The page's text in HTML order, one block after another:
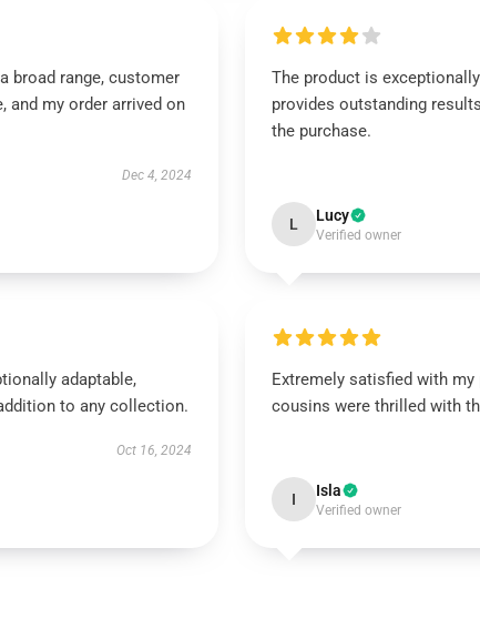
broad range, customer
and my order arrived on
Dec 4, 2024
The product is
provides outstanding
the purchase.
L Lucy
Verified owner
adaptable,
to any collection.
Oct 16, 2024
Extremely satisfied with my
cousins were thrilled with
I Isla
Verified owner